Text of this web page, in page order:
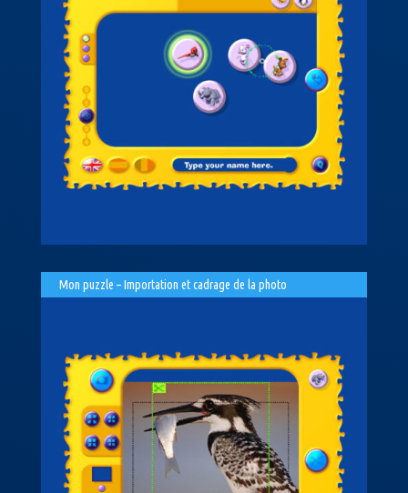
Mon puzzle – Importation et cadrage de la photo